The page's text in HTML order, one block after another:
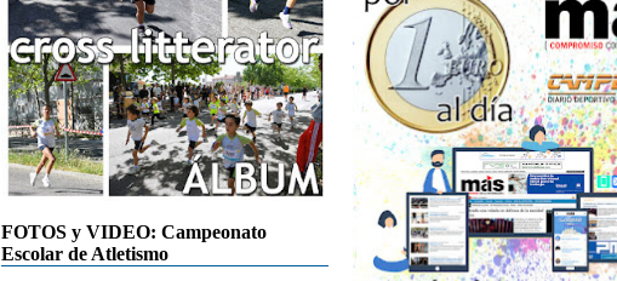
FOTOS y VIDEO: Campeonato
Escolar de Atletismo